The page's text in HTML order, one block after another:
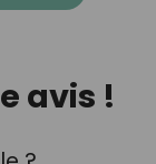
avis !